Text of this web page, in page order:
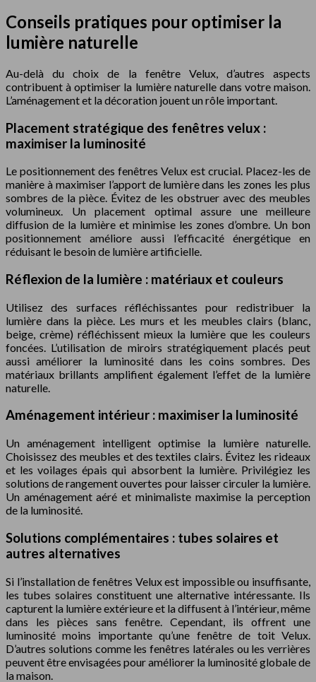
Conseils pratiques pour optimiser la
lumière naturelle
Au-delà du choix de la fenêtre Velux, d’autres aspects
contribuent à optimiser la lumière naturelle dans votre maison.
L’aménagement et la décoration jouent un rôle important.
Placement stratégique des fenêtres velux :
maximiser la luminosité
Le positionnement des fenêtres Velux est crucial. Placez-les de
manière à maximiser l’apport de lumière dans les zones les plus
sombres de la pièce. Évitez de les obstruer avec des meubles
volumineux. Un placement optimal assure une meilleure
diffusion de la lumière et minimise les zones d’ombre. Un bon
positionnement améliore aussi l’efficacité énergétique en
réduisant le besoin de lumière artificielle.
Réflexion de la lumière : matériaux et couleurs
Utilisez des surfaces réfléchissantes pour redistribuer la
lumière dans la pièce. Les murs et les meubles clairs (blanc,
beige, crème) réfléchissent mieux la lumière que les couleurs
foncées. L’utilisation de miroirs stratégiquement placés peut
aussi améliorer la luminosité dans les coins sombres. Des
matériaux brillants amplifient également l’effet de la lumière
naturelle.
Aménagement intérieur : maximiser la luminosité
Un aménagement intelligent optimise la lumière naturelle.
Choisissez des meubles et des textiles clairs. Évitez les rideaux
et les voilages épais qui absorbent la lumière. Privilégiez les
solutions de rangement ouvertes pour laisser circuler la lumière.
Un aménagement aéré et minimaliste maximise la perception
de la luminosité.
Solutions complémentaires : tubes solaires et
autres alternatives
Si l’installation de fenêtres Velux est impossible ou insuffisante,
les tubes solaires constituent une alternative intéressante. Ils
capturent la lumière extérieure et la diffusent à l’intérieur, même
dans les pièces sans fenêtre. Cependant, ils offrent une
luminosité moins importante qu’une fenêtre de toit Velux.
D’autres solutions comme les fenêtres latérales ou les verrières
peuvent être envisagées pour améliorer la luminosité globale de
la maison.